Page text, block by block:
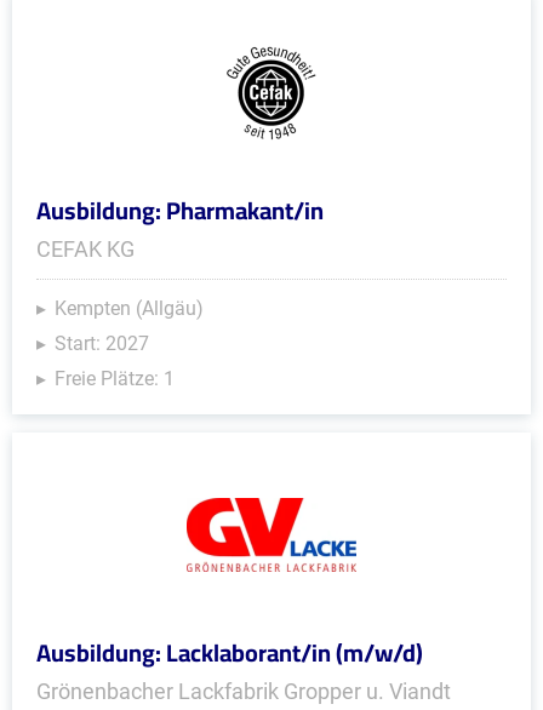
Ausbildung: Pharmakant/in
CEFAK KG
Kempten (Allgäu)
Start: 2027
Freie Plätze: 1
Ausbildung: Lacklaborant/in (m/w/d)
Grönenbacher Lackfabrik Gropper u. Viandt